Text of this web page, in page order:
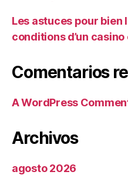
Les astuces pour bien
conditions d’un casino
Comentarios
A WordPress
Archivos
agosto 2026